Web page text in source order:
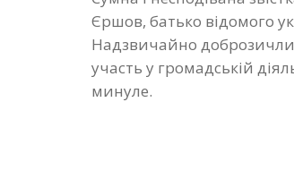
Єршов, батько відомого
Надзвичайно
участь у громадській
минуле.